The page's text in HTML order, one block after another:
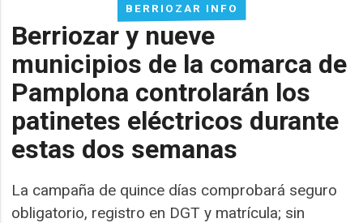
BERRIOZAR INFO
Berriozar y nueve
municipios de la comarca de
Pamplona controlarán los
patinetes eléctricos durante
estas dos semanas
La campaña de quince días comprobará seguro
obligatorio, registro en DGT y matrícula; sin